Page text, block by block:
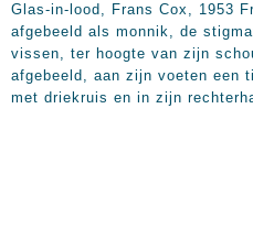
Glas-in-lood, Frans Cox, 1953
afgebeeld als monnik, de
vissen, ter hoogte van zijn
afgebeeld, aan zijn voeten een
met driekruis en in zijn